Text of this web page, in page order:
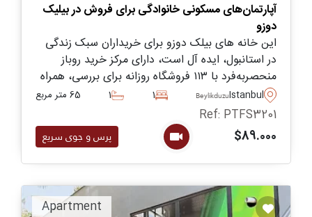
آپارتمان‌های مسکونی خانوادگی برای فروش در بیلیک
دوزو
این خانه های بیلک دوزو برای خریداران سبک زندگی
در استانبول، ایده‌ آل است، دارای مرکز خرید روباز
منحصربه‌فرد با ۱۱۳ فروشگاه روزانه برای بررسی، همراه
با استخرهای شنا برای مردان، زنان و کودکان و موارد
دیگر است.
Istanbul
Beylikduzu
1
1 65 متر مربع
Ref: PTFS3201
$89.000 پرس و جوی سریع
Apartment